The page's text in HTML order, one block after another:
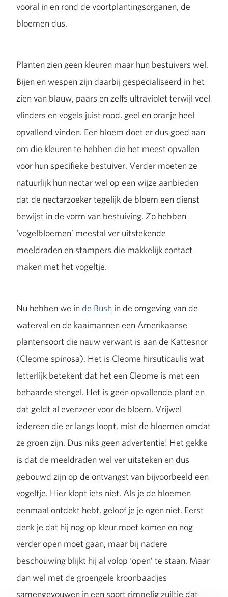
vooral in en rond de voortplantingsorganen, de
bloemen dus.
Planten zien geen kleuren maar hun bestuivers wel.
Bijen en wespen zijn daarbij gespecialiseerd in het
zien van blauw, paars en zelfs ultraviolet terwijl veel
vlinders en vogels juist rood, geel en oranje heel
opvallend vinden. Een bloem doet er dus goed aan
om die kleuren te hebben die het meest opvallen
voor hun specifieke bestuiver. Verder moeten ze
natuurlijk hun nectar wel op een wijze aanbieden
dat de nectarzoeker tegelijk de bloem een dienst
bewijst in de vorm van bestuiving. Zo hebben
‘vogelbloemen’ meestal ver uitstekende
meeldraden en stampers die makkelijk contact
maken met het vogeltje.
Nu hebben we in de Bush in de omgeving van de
waterval en de kaaimannen een Amerikaanse
plantensoort die nauw verwant is aan de Kattesnor
(Cleome spinosa). Het is Cleome hirsuticaulis wat
letterlijk betekent dat het een Cleome is met een
behaarde stengel. Het is geen opvallende plant en
dat geldt al evenzeer voor de bloem. Vrijwel
iedereen die er langs loopt, mist de bloemen omdat
ze groen zijn. Dus niks geen advertentie! Het gekke
is dat de meeldraden wel ver uitsteken en dus
gebouwd zijn op de ontvangst van bijvoorbeeld een
vogeltje. Hier klopt iets niet. Als je de bloemen
eenmaal ontdekt hebt, geloof je je ogen niet. Eerst
denk je dat hij nog op kleur moet komen en nog
verder open moet gaan, maar bij nadere
beschouwing blijkt hij al volop ‘open’ te staan. Maar
dan wel met de groengele kroonbaadjes
samengevouwen in een soort rimpelig zuiltje dat